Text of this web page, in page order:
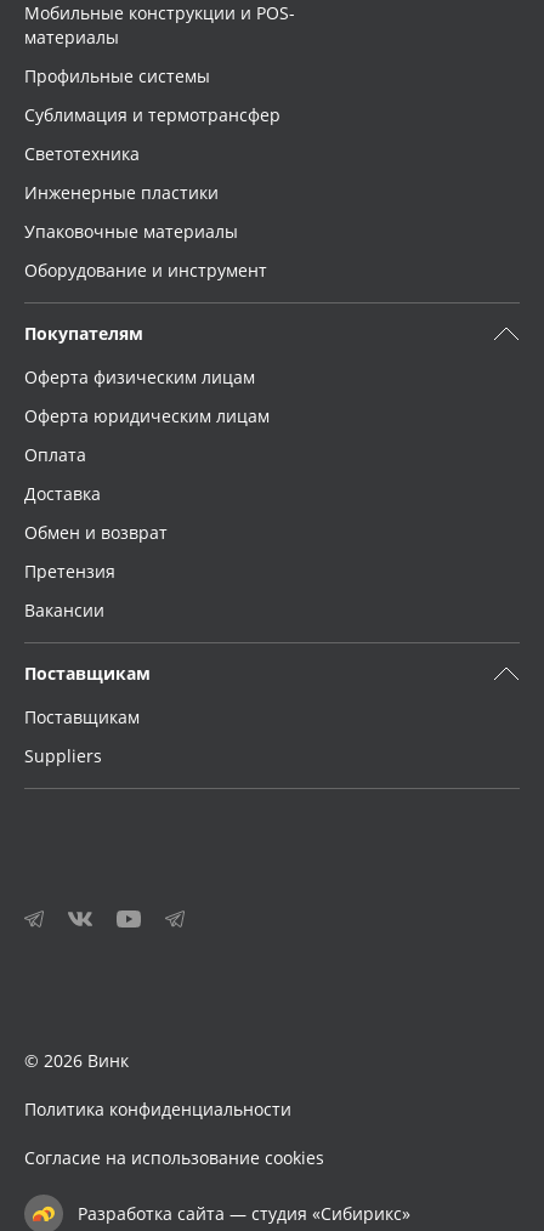
Мобильные конструкции и POS-
материалы
Профильные системы
Сублимация и термотрансфер
Светотехника
Инженерные пластики
Упаковочные материалы
Оборудование и инструмент
Покупателям
Оферта физическим лицам
Оферта юридическим лицам
Оплата
Доставка
Обмен и возврат
Претензия
Вакансии
Поставщикам
Поставщикам
Suppliers
© 2026 Винк
Политика конфиденциальности
Согласие на использование cookies
Разработка сайта — студия «Сибирикс»